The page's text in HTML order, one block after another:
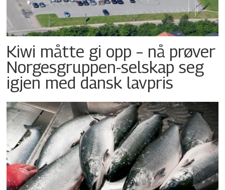
Kiwi måtte gi opp – nå prøver
Norgesgruppen-selskap seg
igjen med dansk lavpris